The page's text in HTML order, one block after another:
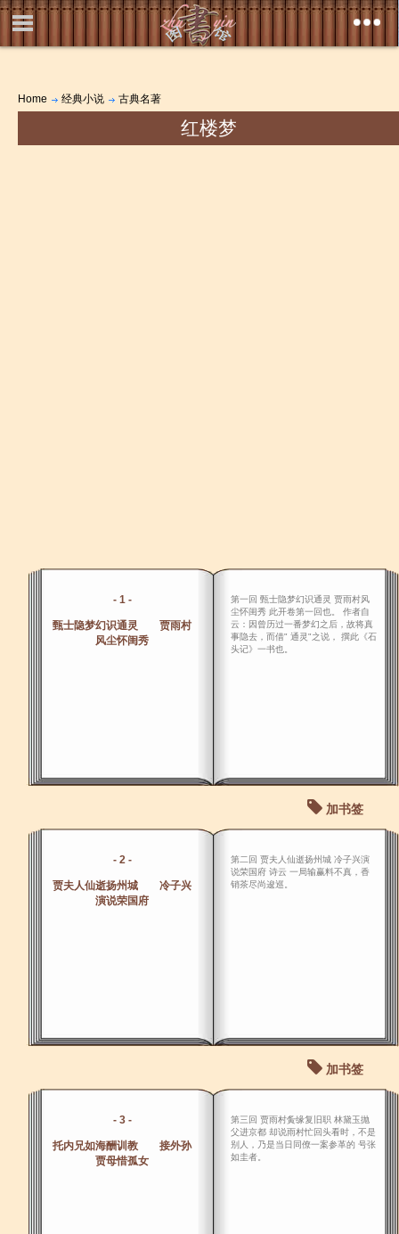
Home 经典小说 古典名著
红楼梦
- 1 -
甄士隐梦幻识通灵 贾雨村
风尘怀闺秀
第一回 甄士隐梦幻识通灵 贾雨村风
尘怀闺秀 此开卷第一回也。 作者自
云：因曾历过一番梦幻之后，故将真
事隐去，而借" 通灵"之说， 撰此《石
头记》一书也。
加书签
- 2 -
贾夫人仙逝扬州城 冷子兴
演说荣国府
第二回 贾夫人仙逝扬州城 冷子兴演
说荣国府 诗云 一局输赢料不真，香
销茶尽尚逡巡。
加书签
- 3 -
托内兄如海酬训教 接外孙
贾母惜孤女
第三回 贾雨村夤缘复旧职 林黛玉抛
父进京都 却说雨村忙回头看时，不是
别人，乃是当日同僚一案参革的 号张
如圭者。